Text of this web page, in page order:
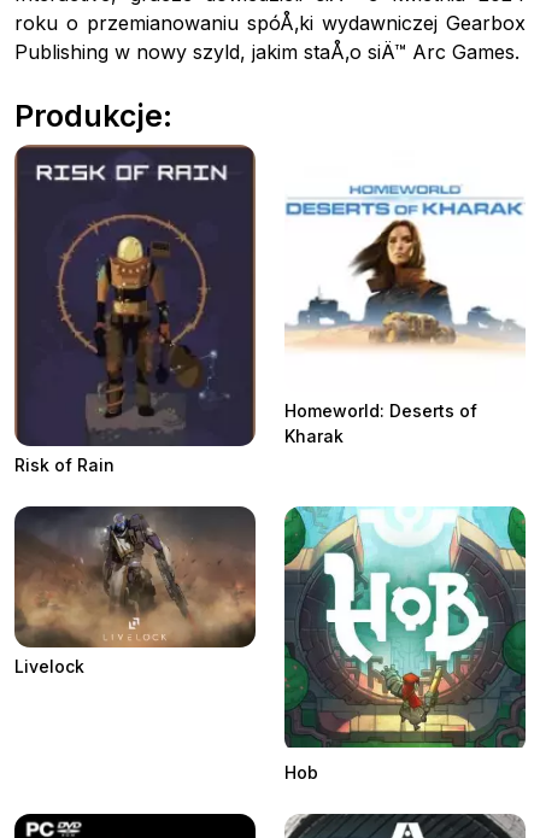
roku o przemianowaniu spóÅ‚ki wydawniczej Gearbox
Publishing w nowy szyld, jakim staÅ‚o siÄ™ Arc Games.
Produkcje:
Risk of Rain
Homeworld: Deserts of
Kharak
Livelock
Hob